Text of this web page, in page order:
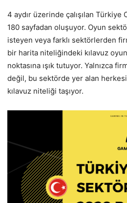
4 aydır üzerinde çalışılan Türkiye
180 sayfadan oluşuyor. Oyun
isteyen veya farklı sektörlerden
bir harita niteliğindeki kılavuz
noktasına ışık tutuyor. Yalnızca
değil, bu sektörde yer alan
kılavuz niteliği taşıyor.